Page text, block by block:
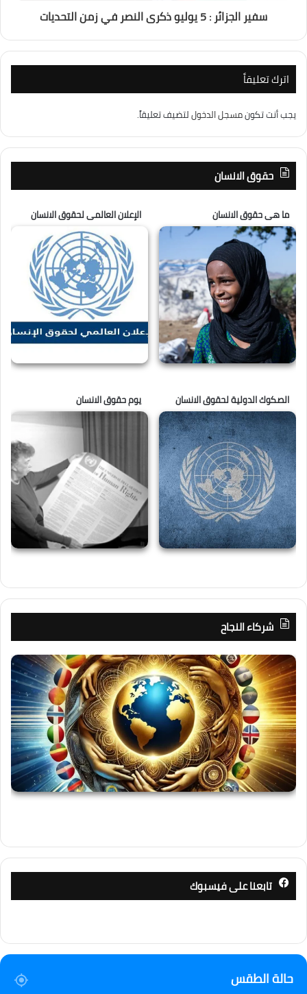
سفير الجزائر : 5 يوليو ذكرى النصر في زمن التحديات
اترك تعليقاً
يجب أنت تكونمسجل الدخوللتضيف تعليقاً.
حقوق الانسان
ما هى حقوق الانسان الإعلان العالمى لحقوق الانسان
الصكوك الدولية لحقوق الانسان يوم حقوق الانسان
شركاء النجاح
تابعنا على فيسبوك
حالة الطقس